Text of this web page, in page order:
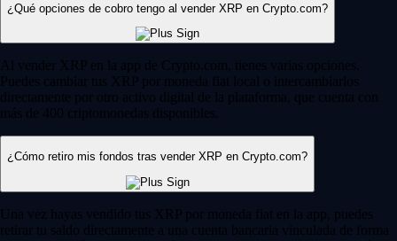
¿Qué opciones de cobro tengo al vender XRP en Crypto.com?
Al vender XRP en la app de Crypto.com, tienes varias opciones.
Puedes cambiar tus XRP por moneda fiat local o intercambiarlos
directamente por otro activo digital de la plataforma, que cuenta con
más de 400 criptomonedas disponibles.
¿Cómo retiro mis fondos tras vender XRP en Crypto.com?
Una vez hayas vendido tus XRP por moneda fiat en la app, puedes
retirar tu saldo directamente a una cuenta bancaria vinculada de forma